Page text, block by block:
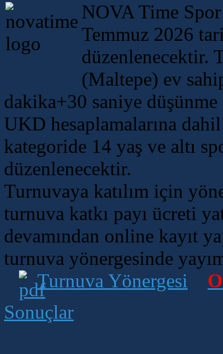
NOVA Time
Temmuz 2026
düzenlenecektir.
(Maltepe) ev
dakika+30 saniye
UKD hesaplamalarına
kategoride 14 yaş ve altı
düzenlenecektir.
Turnuvaya katılım için
turnuva katkı payı ücreti
devamından online kayıt
turnuva yönergesinde
Turnuva Yönergesi
Sonuçlar